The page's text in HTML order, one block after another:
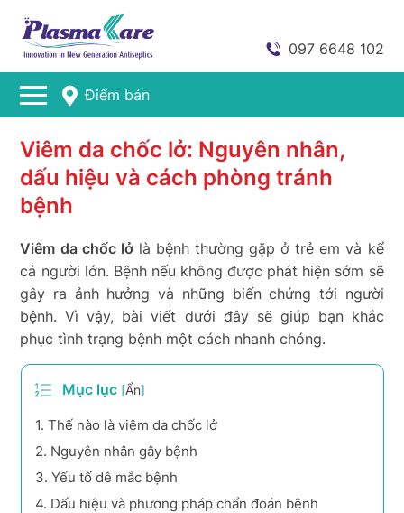
097 6648 102
Điểm bán
Viêm da chốc lở: Nguyên nhân,
dấu hiệu và cách phòng tránh
bệnh
Viêm da chốc lởlà bệnh thường gặp ở trẻ em và kể
cả người lớn. Bệnh nếu không được phát hiện sớm sẽ
gây ra ảnh hưởng và những biến chứng tới người
bệnh. Vì vậy, bài viết dưới đây sẽ giúp bạn khắc
phục tình trạng bệnh một cách nhanh chóng.
Mục lục [Ẩn]
1. Thế nào là viêm da chốc lở
2. Nguyên nhân gây bệnh
3. Yếu tố dễ mắc bệnh
4. Dấu hiệu và phương pháp chẩn đoán bệnh